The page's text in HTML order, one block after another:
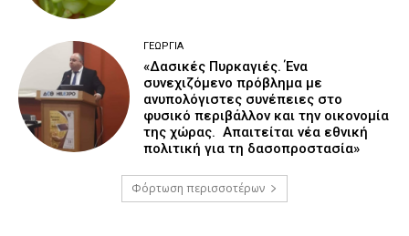
ΓΕΩΡΓΊΑ
«Δασικές Πυρκαγιές. Ένα
συνεχιζόμενο πρόβλημα με
ανυπολόγιστες συνέπειες στο
φυσικό περιβάλλον και την οικονομία
της χώρας. Απαιτείται νέα εθνική
πολιτική για τη δασοπροστασία»
Φόρτωση περισσοτέρων